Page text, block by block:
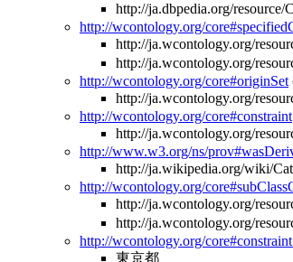
http://ja.dbpedia.org/
http://wcontology.org/
http://ja.wcontology.org/
http://ja.wcontology.org/
http://wcontology.org/core#originSet
http://ja.wcontology.org/
http://wcontology.org/core#constraint
http://ja.wcontology.org/
http://www.w3.org/ns/
http://ja.wikipedia.org/wiki/
http://wcontology.org/
http://ja.wcontology.org/
http://ja.wcontology.org/
http://wcontology.org/
東京都